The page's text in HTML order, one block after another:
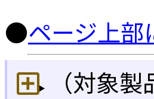
●ページ上部
（対象製